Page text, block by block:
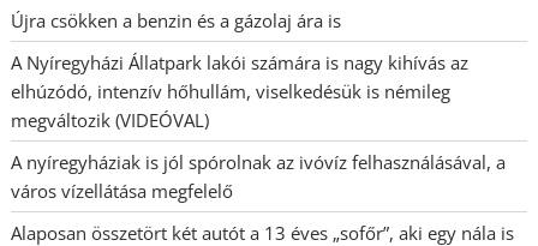
Újra csökken a benzin és a gázolaj ára is
A Nyíregyházi Állatpark lakói számára is nagy kihívás az
elhúzódó, intenzív hőhullám, viselkedésük is némileg
megváltozik (VIDEÓVAL)
A nyíregyháziak is jól spórolnak az ivóvíz felhasználásával, a
város vízellátása megfelelő
Alaposan összetört két autót a 13 éves „sofőr”, aki egy nála is